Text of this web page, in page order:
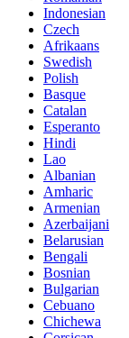
Indonesian
Czech
Afrikaans
Swedish
Polish
Basque
Catalan
Esperanto
Hindi
Lao
Albanian
Amharic
Armenian
Azerbaijani
Belarusian
Bengali
Bosnian
Bulgarian
Cebuano
Chichewa